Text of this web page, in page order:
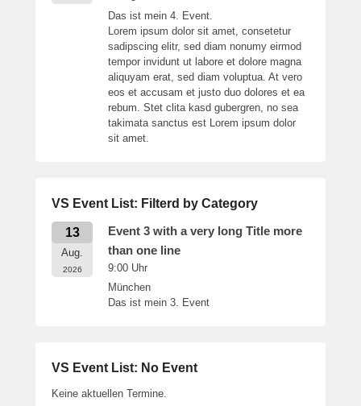
Das ist mein 4. Event.
Lorem ipsum dolor sit amet, consetetur
sadipscing elitr, sed diam nonumy eirmod
tempor invidunt ut labore et dolore magna
aliquyam erat, sed diam voluptua. At vero
eos et accusam et justo duo dolores et ea
rebum. Stet clita kasd gubergren, no sea
takimata sanctus est Lorem ipsum dolor
sit amet.
VS Event List: Filterd by Category
13
Aug.
2026
Event 3 with a very long Title more
than one line
9:00 Uhr
München
Das ist mein 3. Event
VS Event List: No Event
Keine aktuellen Termine.